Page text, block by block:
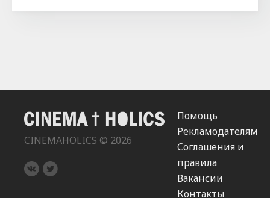
CINEMAHOLICS © 2026
Помощь
Рекламодателям
Соглашения и
правила
Вакансии
Контакты